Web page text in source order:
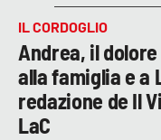
IL CORDOGLIO
Andrea, il
alla famiglia e a
redazione de Il
LaC